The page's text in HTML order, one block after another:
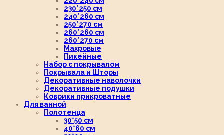
230*250 см
240*260 см
250*270 см
260*260 см
260*270 см
Махровые
Пикейные
Набор с покрывалом
Покрывала и Шторы
Декоративные наволочки
Декоративные подушки
Коврики прикроватные
Для ванной
Полотенца
30*50 см
40*60 см